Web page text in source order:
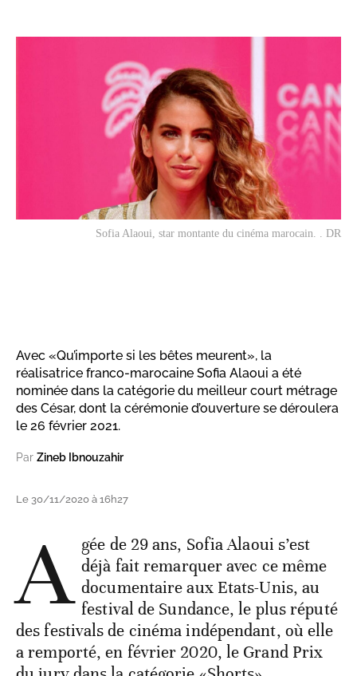
Sofia Alaoui, star montante du cinéma marocain. . DR
Avec «Qu’importe si les bêtes meurent», la
réalisatrice franco-marocaine Sofia Alaoui a été
nominée dans la catégorie du meilleur court métrage
des César, dont la cérémonie d’ouverture se déroulera
le 26 février 2021.
Par Zineb Ibnouzahir
Le 30/11/2020 à 16h27
A gée de 29 ans, Sofia Alaoui s’est
déjà fait remarquer avec ce même
documentaire aux Etats-Unis, au
festival de Sundance, le plus réputé
des festivals de cinéma indépendant, où elle
a remporté, en février 2020, le Grand Prix